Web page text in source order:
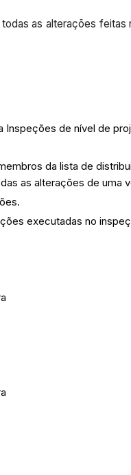
as alterações feitas
Inspeções de nível de
da lista de
as alterações de uma
executadas no